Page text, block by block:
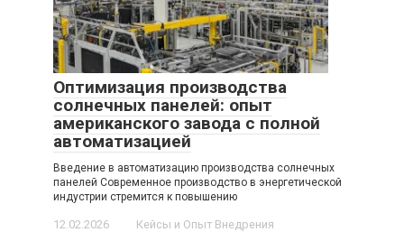
Оптимизация производства
солнечных панелей: опыт
американского завода с полной
автоматизацией
Введение в автоматизацию производства солнечных
панелей Современное производство в энергетической
индустрии стремится к повышению
12.02.2026 Кейсы и Опыт Внедрения